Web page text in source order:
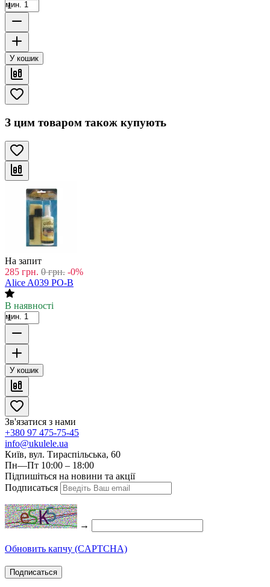
мин. 1
У кошик
З цим товаром також купують
На запит
285 грн. 0 грн. -0%
Alice A039 PO-B
В наявності
мин. 1
У кошик
Зв'язатися з нами
+380 97 475-75-45
info@ukulele.ua
Київ, вул. Тираспільська, 60
Пн—Пт 10:00 – 18:00
Підпишіться на новини та акції
Подписаться
→
Обновить капчу (CAPTCHA)
Подписаться